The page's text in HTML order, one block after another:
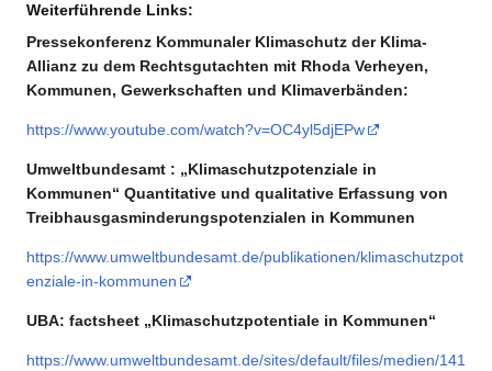
Weiterführende Links:
Pressekonferenz Kommunaler Klimaschutz der Klima-
Allianz zu dem Rechtsgutachten mit Rhoda Verheyen,
Kommunen, Gewerkschaften und Klimaverbänden:
https://www.youtube.com/watch?v=OC4yl5djEPw
Umweltbundesamt : „Klimaschutzpotenziale in
Kommunen“ Quantitative und qualitative Erfassung von​
Treibhausgasminderungspotenzialen in Kommunen
https://www.umweltbundesamt.de/publikationen/klimaschutzpot
enziale-in-kommunen
UBA: factsheet „Klimaschutzpotentiale in Kommunen“
https://www.umweltbundesamt.de/sites/default/files/medien/141